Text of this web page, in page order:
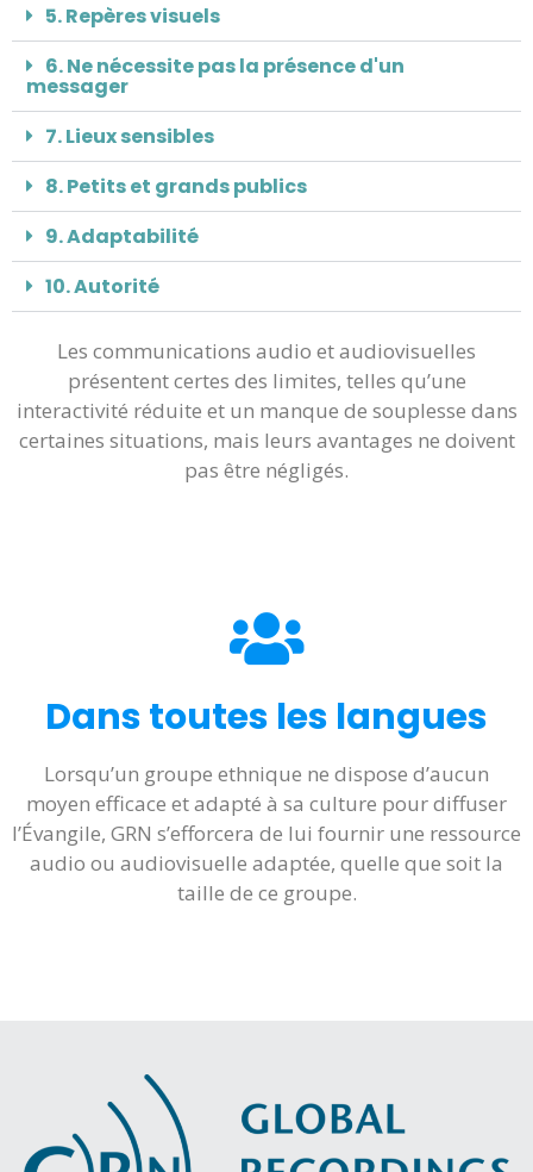
5. Repères visuels
6. Ne nécessite pas la présence d'un
messager
7. Lieux sensibles
8. Petits et grands publics
9. Adaptabilité
10. Autorité
Les communications audio et audiovisuelles
présentent certes des limites, telles qu’une
interactivité réduite et un manque de souplesse dans
certaines situations, mais leurs avantages ne doivent
pas être négligés.
Dans toutes les langues
Lorsqu’un groupe ethnique ne dispose d’aucun
moyen efficace et adapté à sa culture pour diffuser
l’Évangile, GRN s’efforcera de lui fournir une ressource
audio ou audiovisuelle adaptée, quelle que soit la
taille de ce groupe.